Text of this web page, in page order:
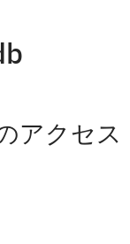
アクセス